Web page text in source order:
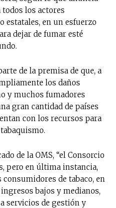
los actores
estatales, en un esfuerzo
dejar de fumar esté
de la premisa de que, a
los daños
y muchos fumadores
gran cantidad de países
con los recursos para
de la OMS, “el Consorcio
pero en última instancia,
de tabaco, en
bajos y medianos,
servicios de gestión y